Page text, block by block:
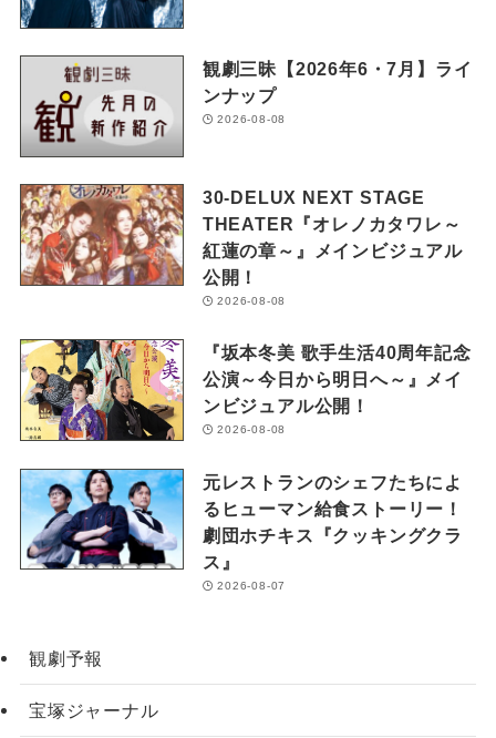
観劇三昧【2026年6・7月】ライ
ンナップ
2026-08-08
30-DELUX NEXT STAGE
THEATER『オレノカタワレ～
紅蓮の章～』メインビジュアル
公開！
2026-08-08
『坂本冬美 歌手生活40周年記念
公演～今日から明日へ～』メイ
ンビジュアル公開！
2026-08-08
元レストランのシェフたちによ
るヒューマン給食ストーリー！
劇団ホチキス『クッキングクラ
ス』
2026-08-07
観劇予報
宝塚ジャーナル